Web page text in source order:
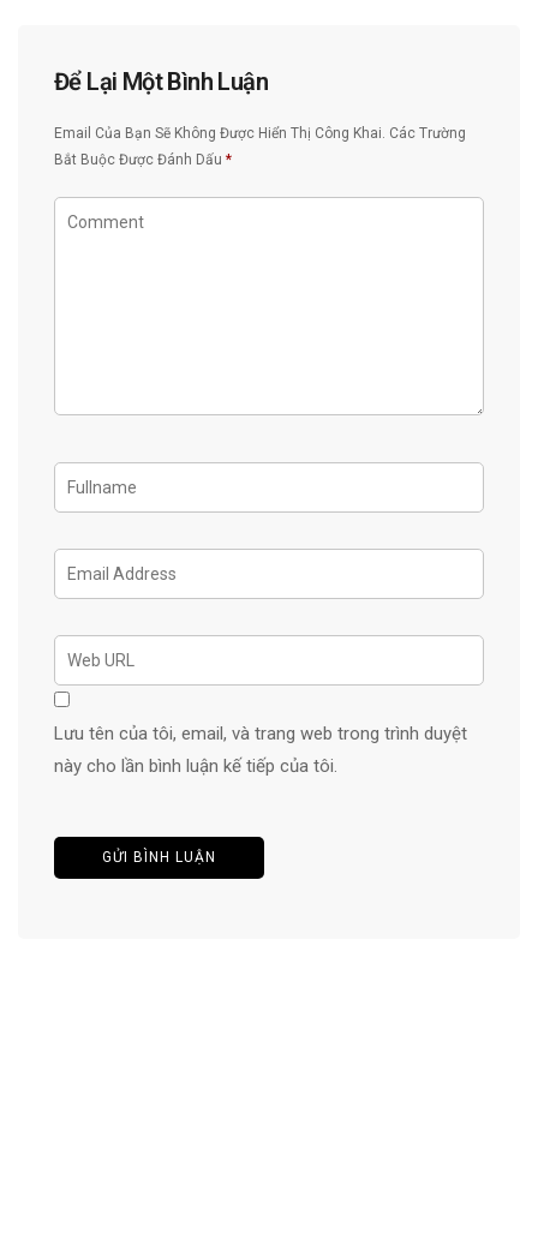
Để Lại Một Bình Luận
Email Của Bạn Sẽ Không Được Hiển Thị Công Khai. Các Trường
Bắt Buộc Được Đánh Dấu *
Lưu tên của tôi, email, và trang web trong trình duyệt
này cho lần bình luận kế tiếp của tôi.